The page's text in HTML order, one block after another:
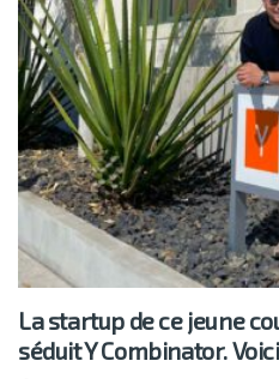
La startup de ce jeune
séduit Y Combinator.